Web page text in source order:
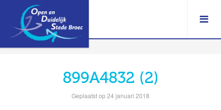
899A4832 (2)
Geplaatst op 24 januari 2018